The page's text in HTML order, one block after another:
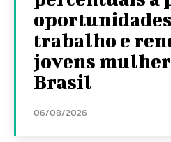
trabalho e
jovens
Brasil
06/08/2026